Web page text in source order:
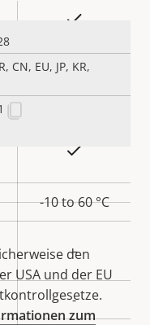
Eigentumswert
Ja
-10 to 60 °C
–
-
CN, EU, JP, KR,
den
USA und der EU
zum